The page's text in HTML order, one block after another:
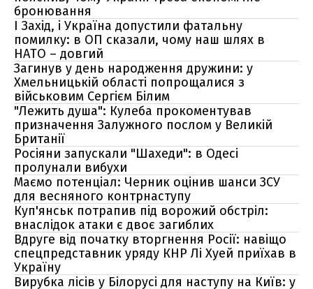
бронювання
І Захід, і Україна допустили фатальну
помилку: в ОП сказали, чому наш шлях в
НАТО – довгий
Загинув у день народження дружини: у
Хмельницькій області попрощалися з
військовим Сергієм Білим
"Лежить душа": Кулеба прокоментував
призначення Залужного послом у Великій
Британії
Росіяни запускали "Шахеди": в Одесі
пролунали вибухи
Маємо потенціал: Черник оцінив шанси ЗСУ
для весняного контрнаступу
Куп'янськ потрапив під ворожий обстріл:
внаслідок атаки є двоє загиблих
Вдруге від початку вторгнення Росії: навіщо
спецпредставник уряду КНР Лі Хуей приїхав в
Україну
Вирубка лісів у Білорусі для наступу на Київ: у